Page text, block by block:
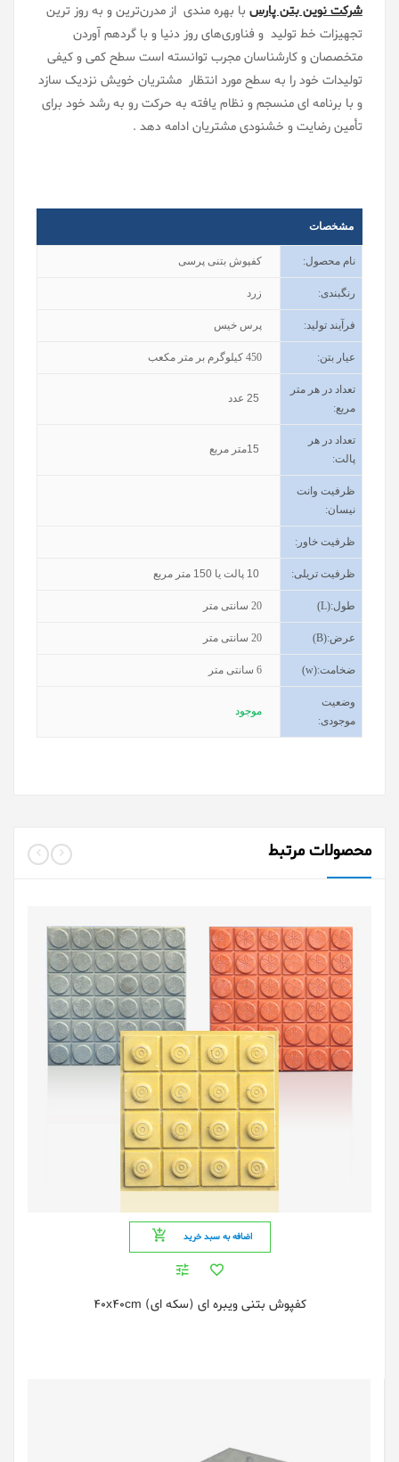
شرکت نوین بتن پارس با بهره مندی از مدرن‌ترین و به روز ترین
تجهیزات خط تولید و فناوری‌های روز دنیا و با گردهم آوردن
متخصصان و کارشناسان مجرب توانسته است سطح کمی و کیفی
تولیدات خود را به سطح مورد انتظار مشتریان خویش نزدیک سازد
و با برنامه ای منسجم و نظام یافته به حرکت رو به رشد خود برای
تأمین رضایت و خشنودی مشتریان ادامه دهد .
مشخصات
نام محصول: کفپوش بتنی پرسی
رنگبندی: زرد
فرآیند تولید: پرس خیس
عیار بتن:
450 کیلوگرم بر متر مکعب
تعداد در هر متر
مربع:
25 عدد
تعداد در هر
پالت:
15متر مربع
ظرفیت وانت
نیسان:
ظرفیت خاور :
ظرفیت تریلی:
10 پالت یا 150 متر مربع
طول(L):
20 سانتی متر
عرض(B):
20 سانتی متر
ضخامت(w):
6 سانتی متر
وضعیت
موجودی:
موجود
محصولات مرتبط
اضافه به سبد خرید
کفپوش بتنی ویبره ای (سکه ای) 40x40cm